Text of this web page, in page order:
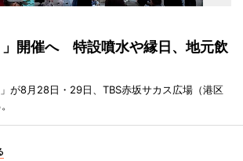
」開催へ 特設噴水や縁日、地元飲
が8月28日・29日、TBS赤坂サカス広場（港区